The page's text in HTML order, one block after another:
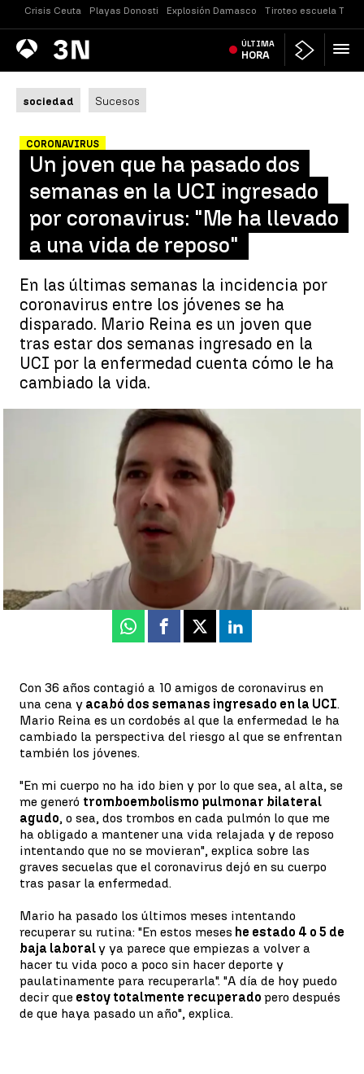
Crisis Ceuta Playas Donosti Explosión Damasco Tiroteo escuela
Antena
3 Noticias ÚLTIMA
HORA
sociedad Sucesos
CORONAVIRUS
Un joven que ha pasado dos
semanas en la UCI ingresado
por coronavirus: "Me ha llevado
a una vida de reposo"
En las últimas semanas la incidencia por
coronavirus entre los jóvenes se ha
disparado. Mario Reina es un joven que
tras estar dos semanas ingresado en la
UCI por la enfermedad cuenta cómo le ha
cambiado la vida.
Mario Reina, un joven al que pasar dos semanas en la UCI
ingresado por coronavirus ha cambiado la vida |
Antena 3 Noticias
Actualizado:11 de julio de 2021, 22:15
Publicado:11 de julio de 2021, 22:13
Whatsapp
Facebook
X Linkedin
Con 36 años contagió a 10 amigos de coronavirus en
una cena y acabó dos semanas ingresado en la UCI.
Mario Reina es un cordobés al que la enfermedad le ha
cambiado la perspectiva del riesgo al que se enfrentan
también los jóvenes.
"En mi cuerpo no ha ido bien y por lo que sea, al alta, se
me generó tromboembolismo pulmonar bilateral
agudo, o sea, dos trombos en cada pulmón lo que me
ha obligado a mantener una vida relajada y de reposo
intentando que no se movieran", explica sobre las
graves secuelas que el coronavirus dejó en su cuerpo
tras pasar la enfermedad.
Mario ha pasado los últimos meses intentando
recuperar su rutina: "En estos meses he estado 4 o 5 de
baja laboraly ya parece que empiezas a volver a
hacer tu vida poco a poco sin hacer deporte y
paulatinamente para recuperarla". "A día de hoy puedo
decir que estoy totalmente recuperado pero después
de que haya pasado un año", explica.